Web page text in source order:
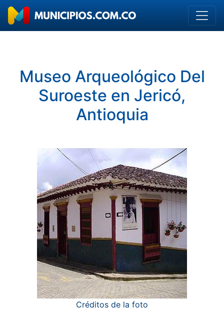
Museo Arqueológico Del
Suroeste en Jericó,
Antioquia
Créditos de la foto